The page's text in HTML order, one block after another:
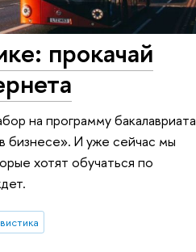
прокачай
на программу бакалавриата
бизнесе». И уже сейчас мы
хотят обучаться по